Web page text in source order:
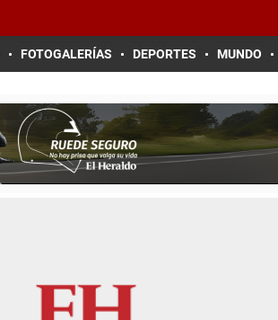
FOTOGALERÍAS DEPORTES MUNDO